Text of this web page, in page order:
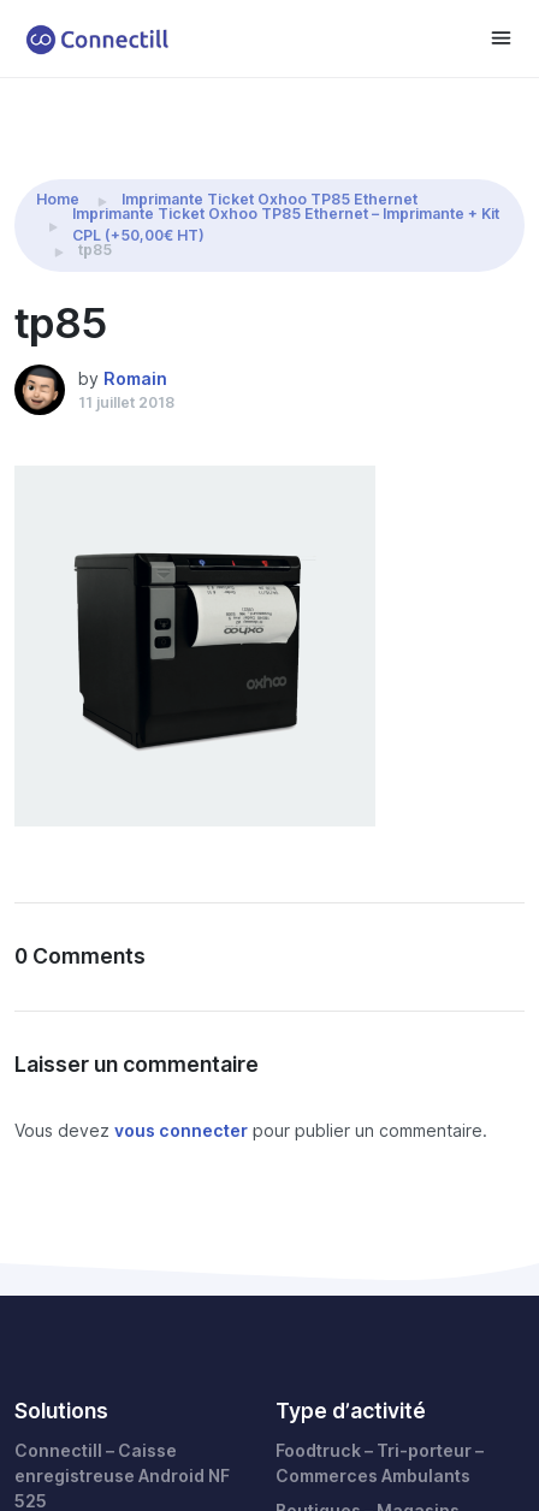
Home
Imprimante Ticket Oxhoo TP85 Ethernet
Imprimante Ticket Oxhoo TP85 Ethernet – Imprimante + Kit
CPL (+50,00€ HT)
tp85
tp85
by Romain
11 juillet 2018
0 Comments
Laisser un commentaire
Vous devez vous connecter pour publier un commentaire.
Solutions
Connectill – Caisse
enregistreuse Android NF
525
Type d’activité
Foodtruck – Tri-porteur –
Commerces Ambulants